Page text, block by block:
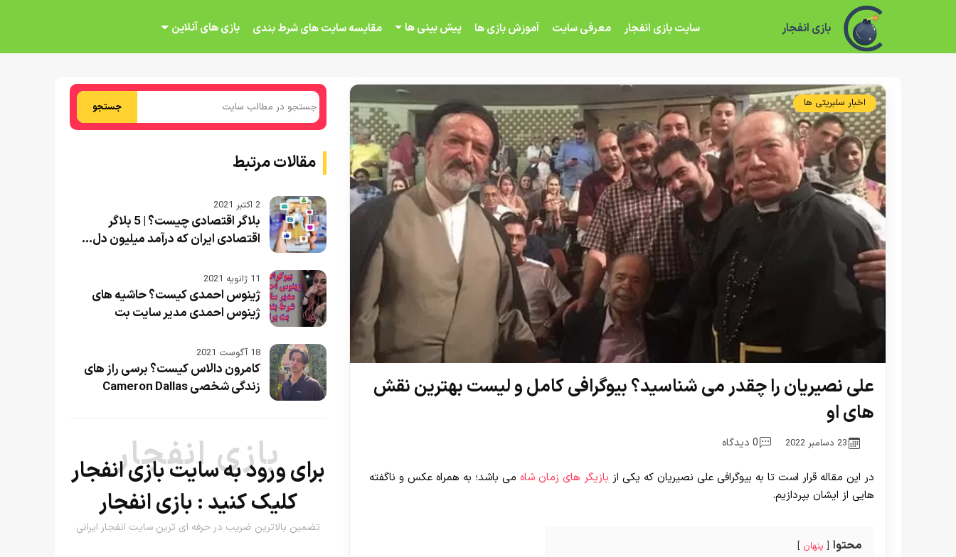
بازی انفجار سایت بازی انفجار معرفی سایت آموزش بازی ها پیش بینی ها مقایسه سایت های شرط بندی بازی های آنلاین
اخبار سلبریتی ها
علی نصیریان را چقدر می شناسید؟ بیوگرافی کامل و لیست بهترین نقش
های او
23 دسامبر 2022 0 دیدگاه
در این مقاله قرار است تا به بیوگرافی علی نصیریان که یکی از بازیگر های زمان شاه می باشد؛ به همراه عکس و ناگفته
هایی از ایشان بپردازیم.
محتوا پنهان
جستجو
مقالات مرتبط
2 اکتبر 2021
بلاگر اقتصادی چیست؟ | 5 بلاگر
اقتصادی ایران که درآمد میلیون دل...
11 ژانویه 2021
ژینوس احمدی کیست؟ حاشیه های
ژینوس احمدی مدیر سایت بت
18 آگوست 2021
کامرون دالاس کیست؟ برسی راز های
زندگی شخصی Cameron Dallas‎
بازی انفجار
برای ورود به سایت بازی انفجار
کلیک کنید : بازی انفجار
تضمین بالاترین ضریب در حرفه ای ترین سایت انفجار ایرانی